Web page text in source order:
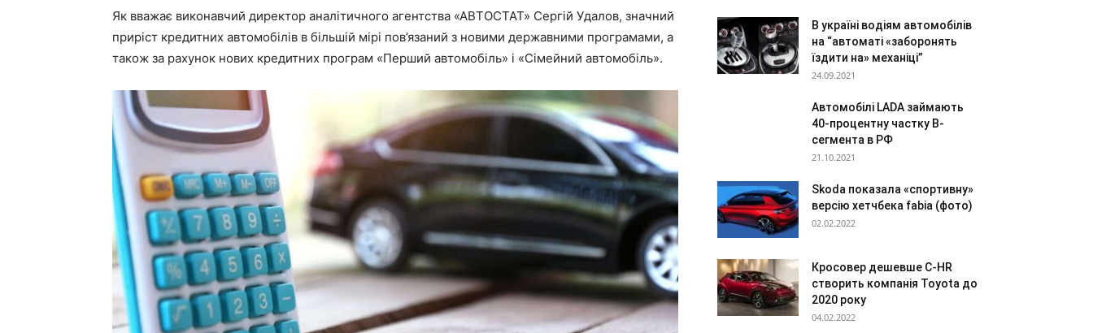
Як вважає виконавчий директор аналітичного агентства «АВТОСТАТ» Сергій Удалов, значний
приріст кредитних автомобілів в більшій мірі пов’язаний з новими державними програмами, а
також за рахунок нових кредитних програм «Перший автомобіль» і «Сімейний автомобіль».
В україні водіям автомобілів
на “автоматі «заборонять
їздити на» механіці”
24.09.2021
Автомобілі LADA займають
40-процентну частку В-
сегмента в РФ
21.10.2021
Skoda показала «спортивну»
версію хетчбека fabia (фото)
02.02.2022
Кросовер дешевше C-HR
створить компанія Toyota до
2020 року
04.02.2022